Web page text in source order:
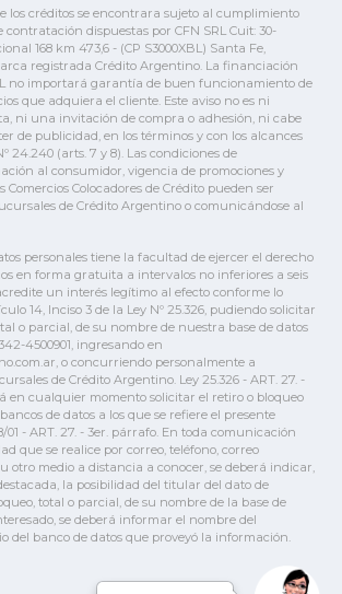
los créditos se encontrara sujeto al cumplimiento
contratación dispuestas por CFN SRL Cuit: 30-
168 km 473,6 - (CP S3000XBL) Santa Fe,
registrada Crédito Argentino. La financiación
no importará garantía de buen funcionamiento de
que adquiera el cliente. Este aviso no es ni
ni una invitación de compra o adhesión, ni cabe
de publicidad, en los términos y con los alcances
24.240 (arts. 7 y 8). Las condiciones de
al consumidor, vigencia de promociones y
Comercios Colocadores de Crédito pueden ser
de Crédito Argentino o comunicándose al
personales tiene la facultad de ejercer el derecho
en forma gratuita a intervalos no inferiores a seis
un interés legítimo al efecto conforme lo
14, Inciso 3 de la Ley Nº 25.326, pudiendo solicitar
o parcial, de su nombre de nuestra base de datos
4500901, ingresando en
o concurriendo personalmente a
de Crédito Argentino. Ley 25.326 - ART. 27. -
en cualquier momento solicitar el retiro o bloqueo
de datos a los que se refiere el presente
01 - ART. 27. - 3er. párrafo. En toda comunicación
que se realice por correo, teléfono, correo
otro medio a distancia a conocer, se deberá indicar,
la posibilidad del titular del dato de
total o parcial, de su nombre de la base de
se deberá informar el nombre del
del banco de datos que proveyó la información.